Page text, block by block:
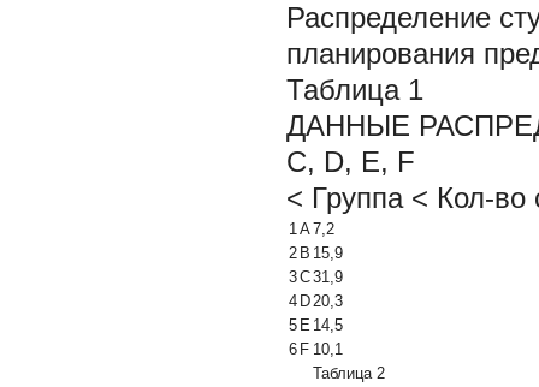
Распределение
планирования
Таблица 1
ДАННЫЕ
C, D, E, F
< Группа < Кол-во
1А7,2
2 B 15,9
3C31,9
4 D20,3
5 Е 14,5
6 F 10,1
Таблица 2